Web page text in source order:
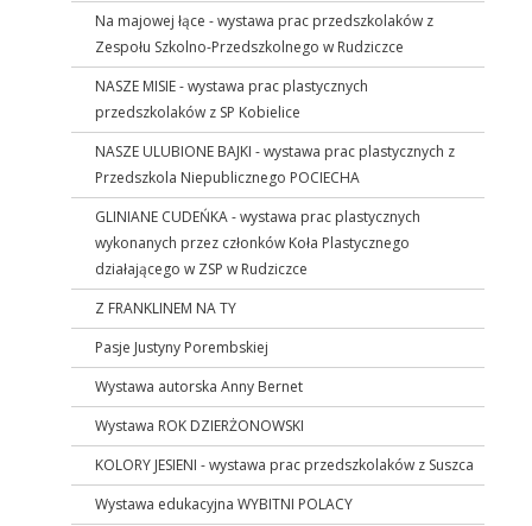
Na majowej łące - wystawa prac przedszkolaków z
Zespołu Szkolno-Przedszkolnego w Rudziczce
NASZE MISIE - wystawa prac plastycznych
przedszkolaków z SP Kobielice
NASZE ULUBIONE BAJKI - wystawa prac plastycznych z
Przedszkola Niepublicznego POCIECHA
GLINIANE CUDEŃKA - wystawa prac plastycznych
wykonanych przez członków Koła Plastycznego
działającego w ZSP w Rudziczce
Z FRANKLINEM NA TY
Pasje Justyny Porembskiej
Wystawa autorska Anny Bernet
Wystawa ROK DZIERŻONOWSKI
KOLORY JESIENI - wystawa prac przedszkolaków z Suszca
Wystawa edukacyjna WYBITNI POLACY